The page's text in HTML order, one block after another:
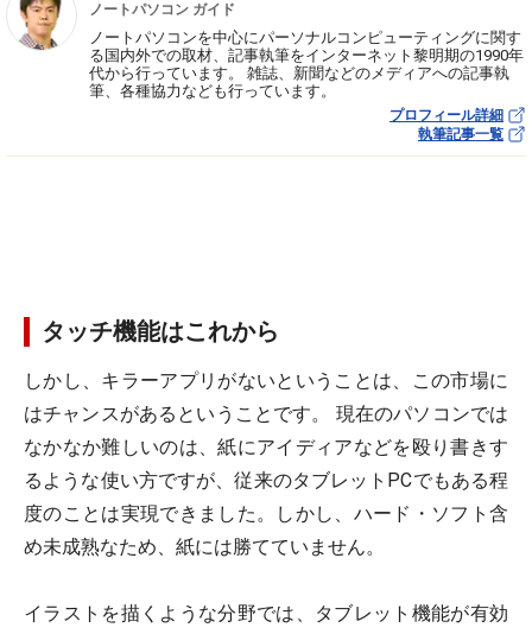
ノートパソコン ガイド
ノートパソコンを中心にパーソナルコンピューティングに関す
る国内外での取材、記事執筆をインターネット黎明期の1990年
代から行っています。 雑誌、新聞などのメディアへの記事執
筆、各種協力なども行っています。
プロフィール詳細
執筆記事一覧
タッチ機能はこれから
しかし、キラーアプリがないということは、この市場に
はチャンスがあるということです。 現在のパソコンでは
なかなか難しいのは、紙にアイディアなどを殴り書きす
るような使い方ですが、従来のタブレットPCでもある程
度のことは実現できました。しかし、ハード・ソフト含
め未成熟なため、紙には勝てていません。
イラストを描くような分野では、タブレット機能が有効